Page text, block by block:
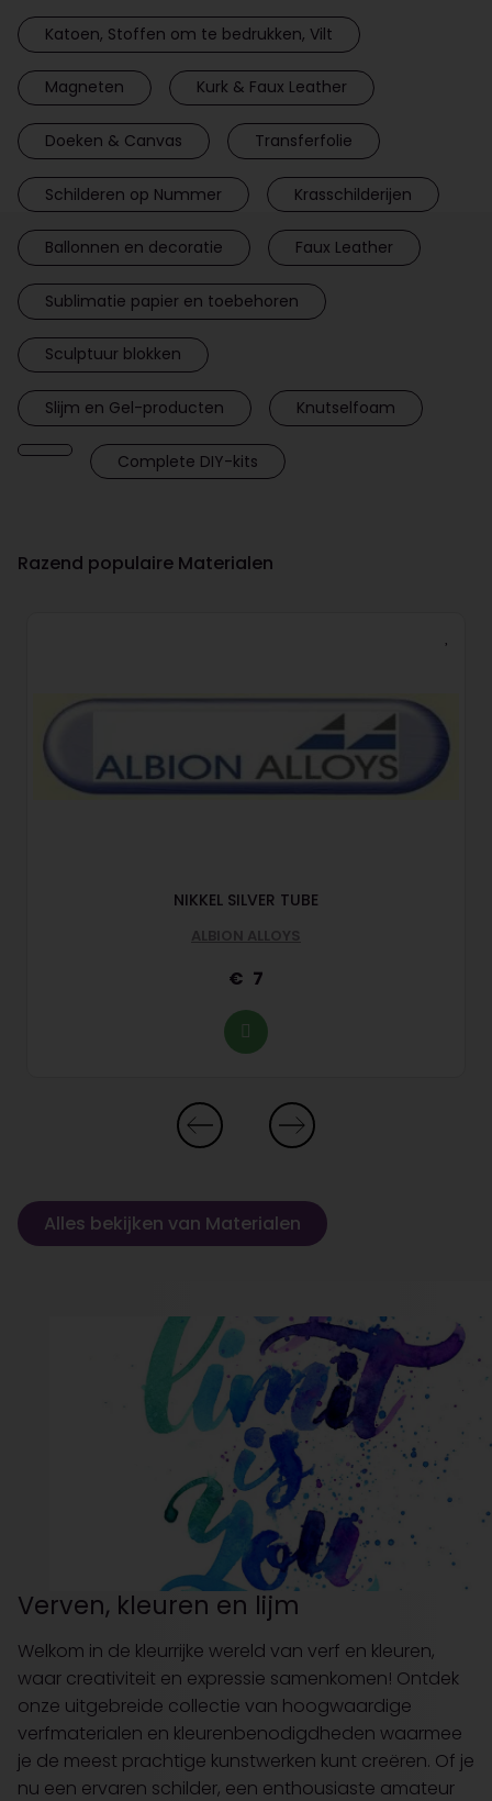
Katoen, Stoffen om te bedrukken, Vilt
Magneten Kurk & Faux Leather
Doeken & Canvas Transferfolie
Schilderen op Nummer Krasschilderijen
Ballonnen en decoratie Faux Leather
Sublimatie papier en toebehoren
Sculptuur blokken
Slijm en Gel-producten Knutselfoam
Complete DIY-kits
Razend populaire Materialen
NIKKEL SILVER TUBE
ALBION ALLOYS
7
Alles bekijken van Materialen
Verven, kleuren en lijm
Welkom in de kleurrijke wereld van verf en kleuren,
waar creativiteit en expressie samenkomen! Ontdek
onze uitgebreide collectie van hoogwaardige
verfmaterialen en kleurenbenodigdheden waarmee
je de meest prachtige kunstwerken kunt creëren. Of je
nu een ervaren schilder, een enthousiaste amateur